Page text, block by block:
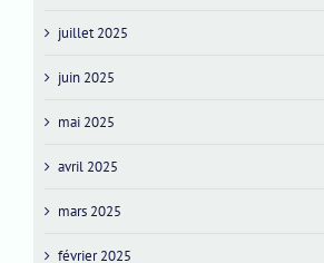
juillet 2025
juin 2025
mai 2025
avril 2025
mars 2025
février 2025